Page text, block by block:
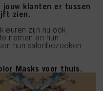
klanten er tussen
zien.
zijn nu ook
nemen en hun
hun salonbezoeken
Masks voor thuis.